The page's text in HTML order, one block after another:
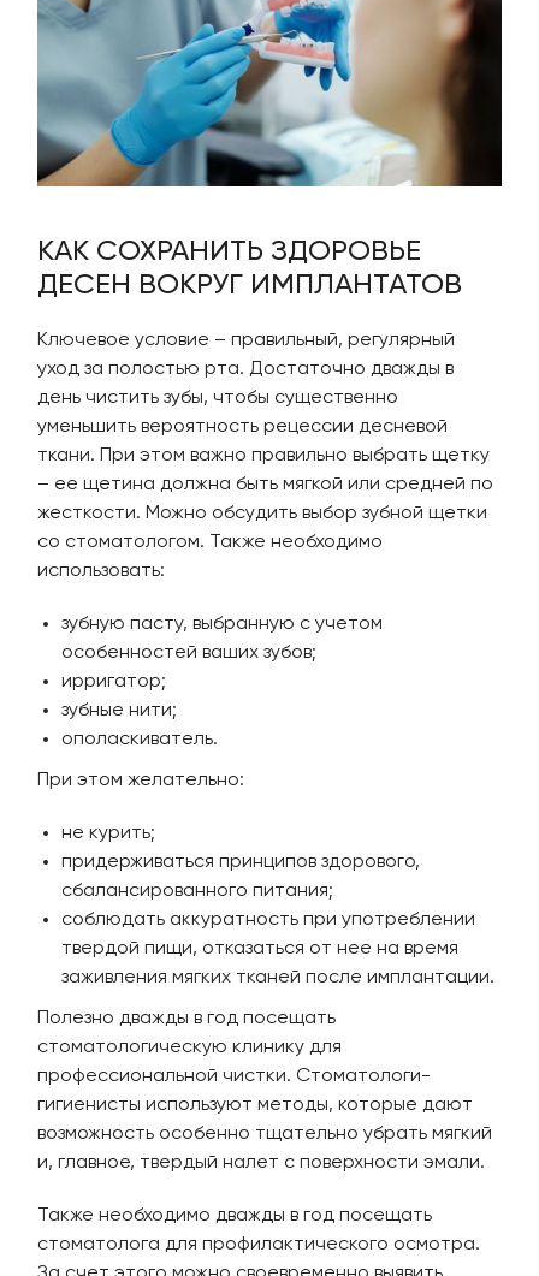
КАК СОХРАНИТЬ ЗДОРОВЬЕ
ДЕСЕН ВОКРУГ ИМПЛАНТАТОВ
Ключевое условие – правильный, регулярный
уход за полостью рта. Достаточно дважды в
день чистить зубы, чтобы существенно
уменьшить вероятность рецессии десневой
ткани. При этом важно правильно выбрать щетку
– ее щетина должна быть мягкой или средней по
жесткости. Можно обсудить выбор зубной щетки
со стоматологом. Также необходимо
использовать:
зубную пасту, выбранную с учетом
особенностей ваших зубов;
ирригатор;
зубные нити;
ополаскиватель.
При этом желательно:
не курить;
придерживаться принципов здорового,
сбалансированного питания;
соблюдать аккуратность при употреблении
твердой пищи, отказаться от нее на время
заживления мягких тканей после имплантации.
Полезно дважды в год посещать
стоматологическую клинику для
профессиональной чистки. Стоматологи-
гигиенисты используют методы, которые дают
возможность особенно тщательно убрать мягкий
и, главное, твердый налет с поверхности эмали.
Также необходимо дважды в год посещать
стоматолога для профилактического осмотра.